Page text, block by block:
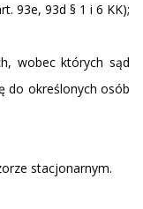
93e, 93d § 1 i 6 KK);
wobec których sąd
do określonych osób
stacjonarnym.